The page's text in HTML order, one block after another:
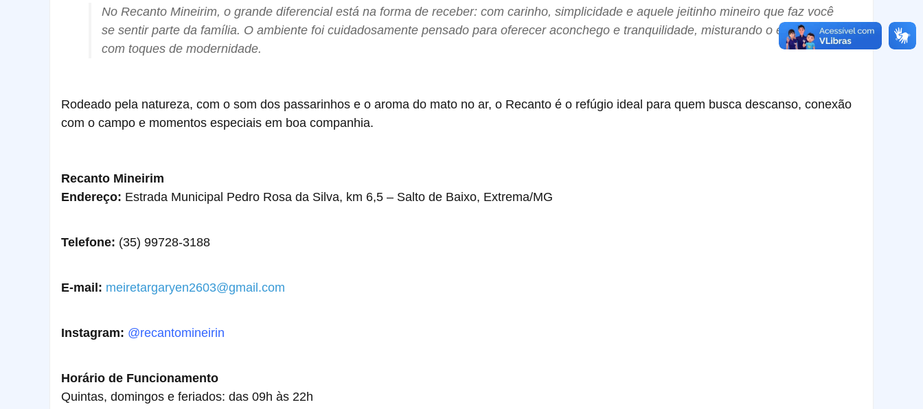
No Recanto Mineirim, o grande diferencial está na forma de receber: com carinho, simplicidade e aquele jeitinho mineiro que faz você
se sentir parte da família. O ambiente foi cuidadosamente pensado para oferecer aconchego e tranquilidade, misturando o estilo retrô
com toques de modernidade.
Rodeado pela natureza, com o som dos passarinhos e o aroma do mato no ar, o Recanto é o refúgio ideal para quem busca descanso, conexão
com o campo e momentos especiais em boa companhia.
Recanto Mineirim
Endereço: Estrada Municipal Pedro Rosa da Silva, km 6,5 – Salto de Baixo, Extrema/MG
Telefone: (35) 99728-3188
E-mail: meiretargaryen2603@gmail.com
Instagram: @recantomineirin
Horário de Funcionamento
Quintas, domingos e feriados: das 09h às 22h